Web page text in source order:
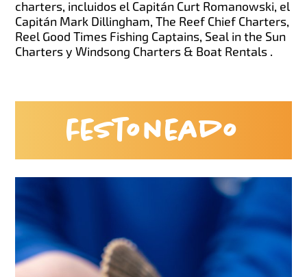
charters, incluidos el Capitán Curt Romanowski, el
Capitán Mark Dillingham, The Reef Chief Charters,
Reel Good Times Fishing Captains, Seal in the Sun
Charters y Windsong Charters & Boat Rentals .
festoneado